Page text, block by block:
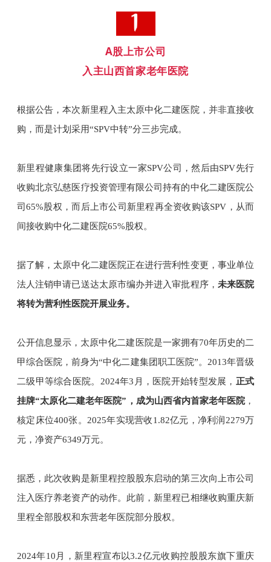
A股上市公司
入主山西首家老年医院
根据公告，本次新里程入主太原中化二建医院，并非直接收
购，而是计划采用“SPV中转”分三步完成。
新里程健康集团将先行设立一家SPV公司，然后由SPV先行
收购北京弘慈医疗投资管理有限公司持有的中化二建医院公
司65%股权，而后上市公司新里程再全资收购该SPV，从而
间接收购中化二建医院65%股权。
据了解，太原中化二建医院正在进行营利性变更，事业单位
法人注销申请已送达太原市编办并进入审批程序， 未来医院
将转为营利性医院开展业务。
公开信息显示，太原中化二建医院是一家拥有70年历史的二
甲综合医院，前身为“中化二建集团职工医院”。2013年晋级
二级甲等综合医院。2024年3月，医院开始转型发展， 正式
挂牌“太原化二建老年医院”，成为山西省内首家老年医院，
核定床位400张。2025年实现营收1.82亿元，净利润2279万
元，净资产6349万元。
据悉，此次收购是新里程控股股东启动的第三次向上市公司
注入医疗养老资产的动作。此前，新里程已相继收购重庆新
里程全部股权和东营老年医院部分股权。
2024年10月，新里程宣布以3.2亿元收购控股股东旗下重庆